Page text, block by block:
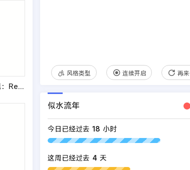
解决织梦5.7添加新变量出现：Request var not allow!的办法
风格类型 连续开启 再
似水流年
今日已经过去 18 小时
这周已经过去 4 天